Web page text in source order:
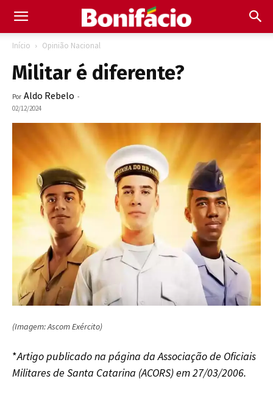
Início Opinião Nacional
Militar é diferente?
Por Aldo Rebelo -
02/12/2024
(Imagem: Ascom Exército)
*Artigo publicado na página da Associação de Oficiais
Militares de Santa Catarina (ACORS) em 27/03/2006.